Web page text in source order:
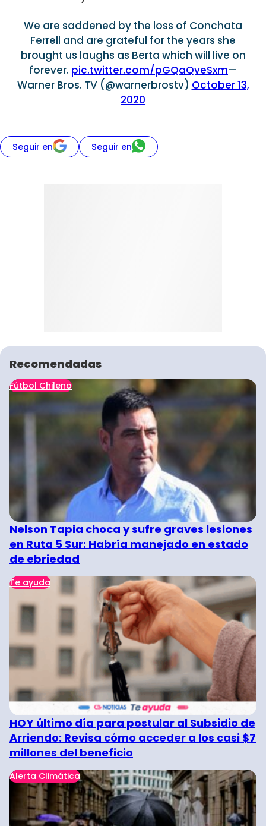
We are saddened by the loss of Conchata
Ferrell and are grateful for the years she
brought us laughs as Berta which will live on
forever. pic.twitter.com/pGQaQveSxm—
Warner Bros. TV (@warnerbrostv) October 13,
2020
Seguir en Seguir en
Recomendadas
Fútbol Chileno
Nelson Tapia choca y sufre graves lesiones
en Ruta 5 Sur: Habría manejado en estado
de ebriedad
Te ayuda
HOY último día para postular al Subsidio de
Arriendo: Revisa cómo acceder a los casi $7
millones del beneficio
Alerta Climática